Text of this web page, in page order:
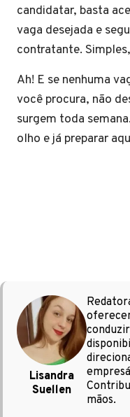
candidatar, basta
vaga desejada e
contratante.
Ah! E se nenhuma
você procura, não
surgem toda
olho e já preparar
Lisandra
Suellen
mãos.